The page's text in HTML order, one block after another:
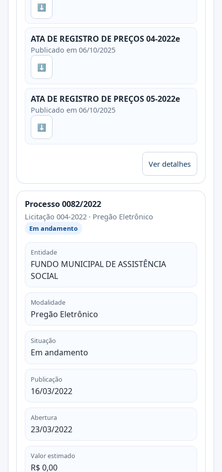
⬇
ATA DE REGISTRO DE PREÇOS 04-2022e
Publicado em 06/10/2025
⬇
ATA DE REGISTRO DE PREÇOS 05-2022e
Publicado em 06/10/2025
⬇
Ver detalhes
Processo 0082/2022
Licitação 004-2022 · Pregão Eletrônico
Em andamento
Entidade
FUNDO MUNICIPAL DE ASSISTÊNCIA
SOCIAL
Modalidade
Pregão Eletrônico
Situação
Em andamento
Publicação
16/03/2022
Abertura
23/03/2022
Valor estimado
R$ 0,00